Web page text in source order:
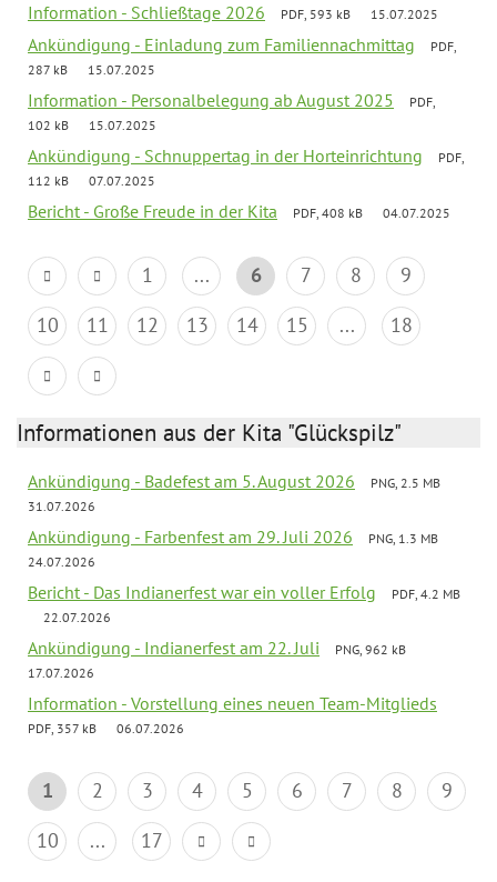
Information - Schließtage 2026 PDF, 593 kB 15.07.2025
Ankündigung - Einladung zum Familiennachmittag
PDF,
287 kB
15.07.2025
Information - Personalbelegung ab August 2025
PDF,
102 kB
15.07.2025
Ankündigung - Schnuppertag in der Horteinrichtung
PDF,
112 kB
07.07.2025
Bericht - Große Freude in der Kita PDF, 408 kB 04.07.2025
1 ... 6 7 8
9
10
11 12 13 14 15 ... 18
Informationen aus der Kita "Glückspilz"
Ankündigung - Badefest am 5. August 2026
PNG, 2.5 MB
31.07.2026
Ankündigung - Farbenfest am 29. Juli 2026
PNG, 1.3 MB
24.07.2026
Bericht - Das Indianerfest war ein voller Erfolg
PDF, 4.2 MB
22.07.2026
Ankündigung - Indianerfest am 22. Juli
PNG, 962 kB
17.07.2026
Information - Vorstellung eines neuen Team-Mitglieds
PDF, 357 kB 06.07.2026
1 2 3 4 5 6 7 8
9
10
... 17